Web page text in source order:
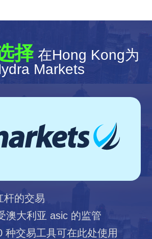
择在Hong Kong为
Markets
杆的交易
澳大利亚 asic 的监管
种交易工具可在此处使用